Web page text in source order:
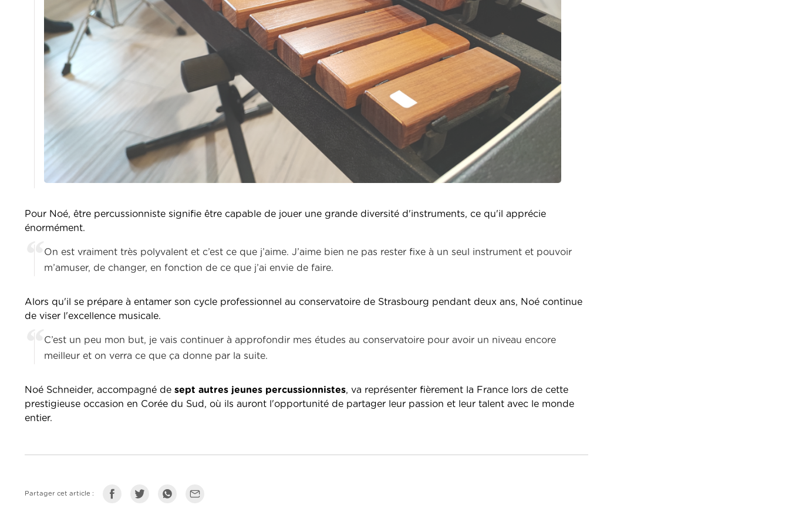
Pour Noé, être percussionniste signifie être capable de jouer une grande diversité d'instruments, ce qu'il apprécie
énormément.
On est vraiment très polyvalent et c’est ce que j’aime. J’aime bien ne pas rester fixe à un seul instrument et pouvoir
m’amuser, de changer, en fonction de ce que j’ai envie de faire.
Alors qu'il se prépare à entamer son cycle professionnel au conservatoire de Strasbourg pendant deux ans, Noé continue
de viser l'excellence musicale.
C’est un peu mon but, je vais continuer à approfondir mes études au conservatoire pour avoir un niveau encore
meilleur et on verra ce que ça donne par la suite.
Noé Schneider, accompagné de sept autres jeunes percussionnistes, va représenter fièrement la France lors de cette
prestigieuse occasion en Corée du Sud, où ils auront l'opportunité de partager leur passion et leur talent avec le monde
entier.
Partager cet article :